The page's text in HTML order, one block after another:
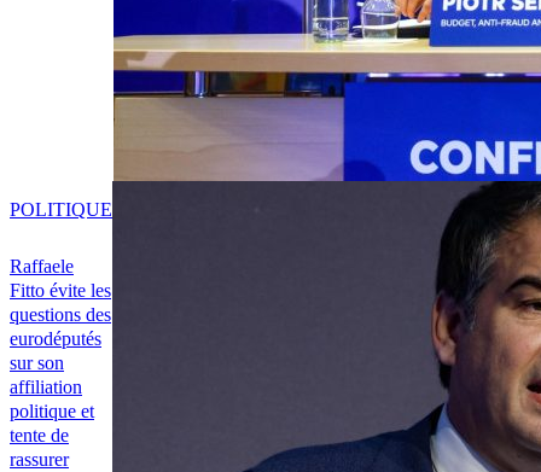
Raffaele
Fitto évite les
questions des
eurodéputés
sur son
affiliation
politique et
tente de
rassurer
POLITIQUE